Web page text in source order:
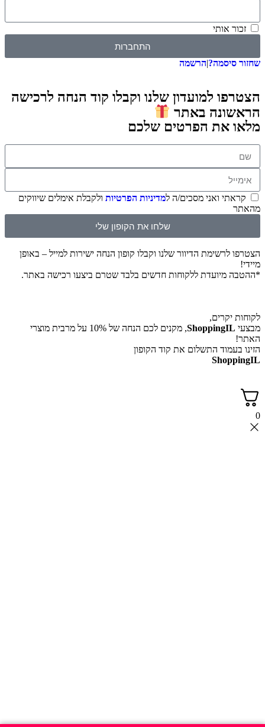
זכור אותי
התחברות
שחזור סיסמה?|הרשמה
הצטרפו למועדון שלנו וקבלו קוד הנחה לרכישה
הראשונה באתר
מלאו את הפרטים שלכם
קראתי ואני מסכים/ה למדיניות הפרטיות ולקבלת אימלים שיווקים
מהאתר
שלחו את הקופון שלי
הצטרפו לרשימת הדיוור שלנו וקבלו קופון הנחה ישירות למייל – באופן
מיידי!
*ההטבה מיועדת ללקוחות חדשים בלבד שטרם ביצעו רכישה באתר.
לקוחות יקרים,
מבצעי ShoppingIL
, מקנים לכם הנחה של 10% על מרבית מוצרי
האתר!
הזינו בעמוד התשלום את קוד הקופון
ShoppingIL
0